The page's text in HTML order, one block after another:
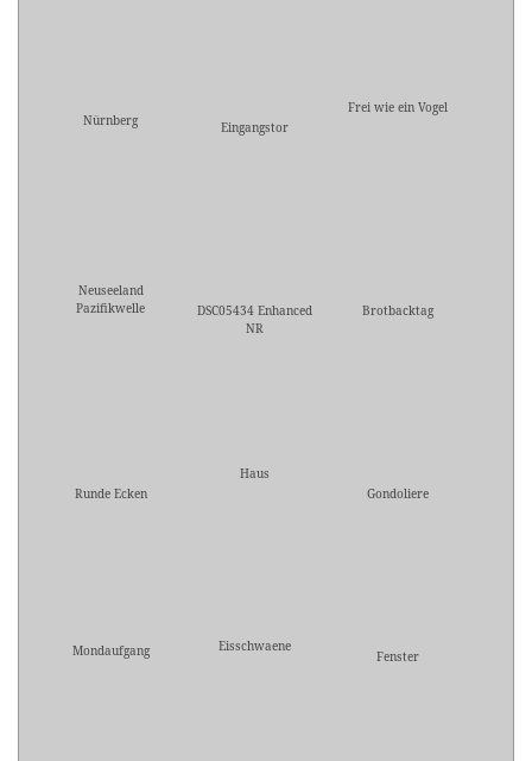
Nürnberg Eingangstor
Frei wie ein Vogel
Neuseeland
Pazifikwelle
DSC05434 Enhanced
NR
Brotbacktag
Runde Ecken
Haus
Gondoliere
Mondaufgang Eisschwaene
Fenster